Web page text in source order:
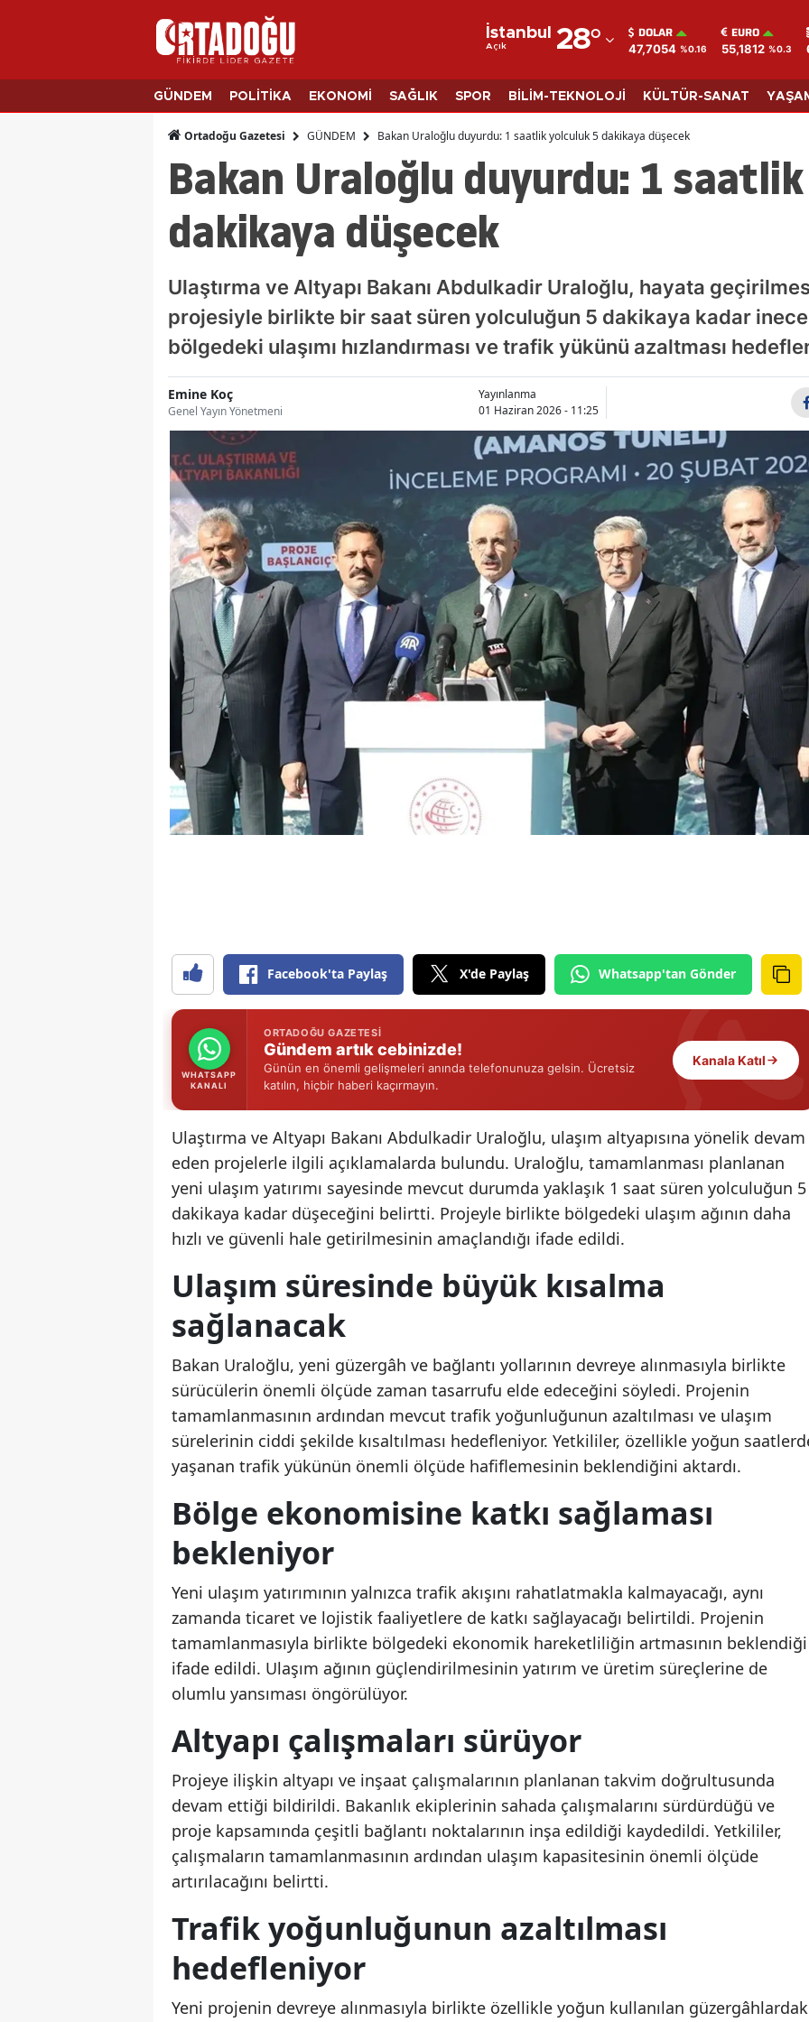
İstanbul
Açık 28°
Adana
Adıyaman
Afyonkarahisar
Amasya
Antalya
Artvin
Aydın
Balıkesir
Bitlis
Bolu
Burdur
Bursa
Çanakkale
Çankırı
Denizli
Diyarbakır
Edirne
Eskişehir
Hakkari
Hatay
Isparta
Mersin
İstanbul
Kastamonu
Kayseri
Kırklareli
Kırşehir
Kütahya
Malatya
Manisa
Mardin
Muğla
Muş
Nevşehir
Ordu
Sakarya
DOLAR
47,7054 %0.16
EURO
55,1812 %0.3
GÜNDEM POLİTİKA EKONOMİ SAĞLIK SPOR BİLİM-TEKNOLOJİ KÜLTÜR-SANAT
Ortadoğu Gazetesi GÜNDEM Bakan Uraloğlu duyurdu: 1 saatlik yolculuk 5 dakikaya düşecek
Bakan Uraloğlu duyurdu: 1
dakikaya düşecek
Ulaştırma ve Altyapı Bakanı Abdulkadir Uraloğlu, hayata
projesiyle birlikte bir saat süren yolculuğun 5 dakikaya kadar
bölgedeki ulaşımı hızlandırması ve trafik yükünü azaltması
Emine Koç
Genel Yayın Yönetmeni
Yayınlanma
01 Haziran 2026 - 11:25
Facebook'ta Paylaş X'de Paylaş Whatsapp'tan Gönder
WHATSAPP
KANALI
ORTADOĞU GAZETESI
Gündem artık cebinizde!
Günün en önemli gelişmeleri anında telefonunuza gelsin. Ücretsiz
katılın, hiçbir haberi kaçırmayın.
Kanala Katıl
Ulaştırma ve Altyapı Bakanı Abdulkadir Uraloğlu, ulaşım altyapısına yönelik devam
eden projelerle ilgili açıklamalarda bulundu. Uraloğlu, tamamlanması planlanan
yeni ulaşım yatırımı sayesinde mevcut durumda yaklaşık 1 saat süren yolculuğun 5
dakikaya kadar düşeceğini belirtti. Projeyle birlikte bölgedeki ulaşım ağının daha
hızlı ve güvenli hale getirilmesinin amaçlandığı ifade edildi.
Ulaşım süresinde büyük kısalma
sağlanacak
Bakan Uraloğlu, yeni güzergâh ve bağlantı yollarının devreye alınmasıyla birlikte
sürücülerin önemli ölçüde zaman tasarrufu elde edeceğini söyledi. Projenin
tamamlanmasının ardından mevcut trafik yoğunluğunun azaltılması ve ulaşım
sürelerinin ciddi şekilde kısaltılması hedefleniyor. Yetkililer, özellikle yoğun
yaşanan trafik yükünün önemli ölçüde hafiflemesinin beklendiğini aktardı.
Bölge ekonomisine katkı sağlaması
bekleniyor
Yeni ulaşım yatırımının yalnızca trafik akışını rahatlatmakla kalmayacağı, aynı
zamanda ticaret ve lojistik faaliyetlere de katkı sağlayacağı belirtildi. Projenin
tamamlanmasıyla birlikte bölgedeki ekonomik hareketliliğin artmasının beklendiği
ifade edildi. Ulaşım ağının güçlendirilmesinin yatırım ve üretim süreçlerine de
olumlu yansıması öngörülüyor.
Altyapı çalışmaları sürüyor
Projeye ilişkin altyapı ve inşaat çalışmalarının planlanan takvim doğrultusunda
devam ettiği bildirildi. Bakanlık ekiplerinin sahada çalışmalarını sürdürdüğü ve
proje kapsamında çeşitli bağlantı noktalarının inşa edildiği kaydedildi. Yetkililer,
çalışmaların tamamlanmasının ardından ulaşım kapasitesinin önemli ölçüde
artırılacağını belirtti.
Trafik yoğunluğunun azaltılması
hedefleniyor
Yeni projenin devreye alınmasıyla birlikte özellikle yoğun kullanılan
Göçmen krizii
İspanya ile İtalya
karşı karşıya
getirdi
Mohamed
Trabzon'da
kalacağı
nerede,
Aziz Yıldırım’ın
şikayetinde tutuklama
talebi: Şikayetçi olmuştu
Aziz Yıldırım’ın
şikayetinde tutuklama
talebi: Şikayetçi